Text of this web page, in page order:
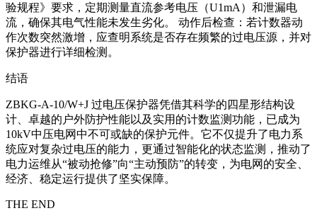
验规程》要求，定期测量直流参考电压（U1mA）和泄漏电
流，确保其电气性能未发生劣化。 动作后检查：若计数器动
作次数突然激增，应查明系统是否存在频繁的过电压源，并对
保护器进行详细检测。
结语
ZBKG-A-10/W+J 过电压保护器凭借其科学的四星形结构设
计、卓越的户外防护性能以及实用的计数监测功能，已成为
10kV中压电网中不可或缺的保护元件。它不仅提升了电力系
统应对复杂过电压的能力，更通过智能化的状态监测，推动了
电力运维从“被动抢修”向“主动预防”的转变，为电网的安全、
经济、稳定运行提供了坚实保障。
THE END